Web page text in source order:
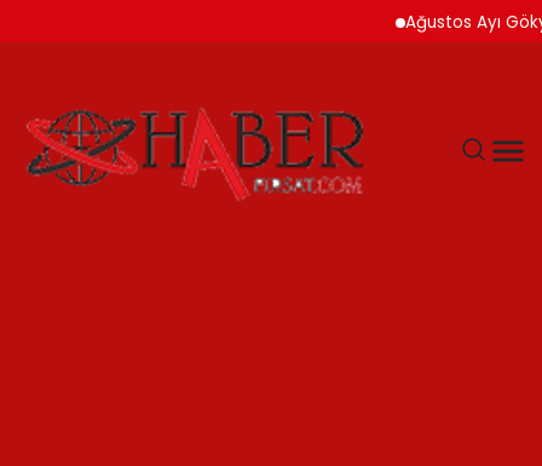
Ağustos Ayı